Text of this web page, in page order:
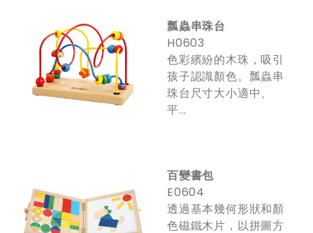
瓢蟲串珠台
H0603
色彩繽紛的木珠，吸引
孩子認識顏色。瓢蟲串
珠台尺寸大小適中、
平...
百變書包
E0604
透過基本幾何形狀和顏
色磁鐵木片，以拼圖方